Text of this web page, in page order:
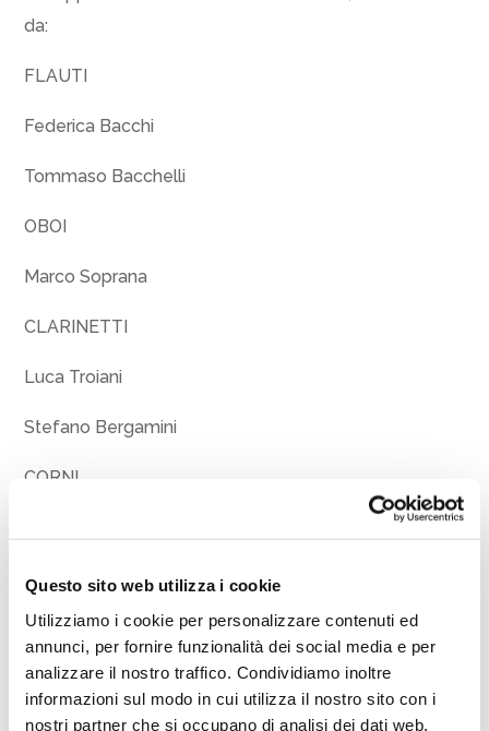
Questo sito web utilizza i cookie
Utilizziamo i cookie per personalizzare contenuti ed
annunci, per fornire funzionalità dei social media e per
analizzare il nostro traffico. Condividiamo inoltre
informazioni sul modo in cui utilizza il nostro sito con i
nostri partner che si occupano di analisi dei dati web,
da:
FLAUTI
Federica Bacchi
Tommaso Bacchelli
OBOI
Marco Soprana
CLARINETTI
Luca Troiani
Stefano Bergamini
CORNI
Giulio Montanari
FAGOTTI
Christian Maria Galasso